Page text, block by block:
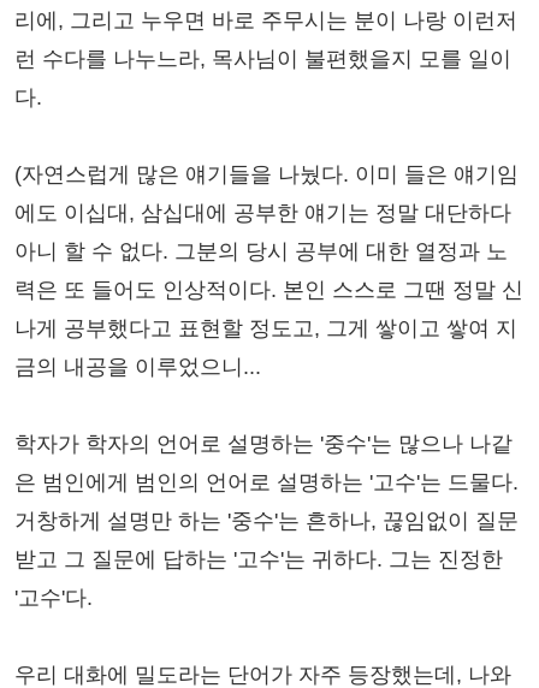
리에, 그리고 누우면 바로 주무시는 분이 나랑 이런저
런 수다를 나누느라, 목사님이 불편했을지 모를 일이
다.
(자연스럽게 많은 얘기들을 나눴다. 이미 들은 얘기임
에도 이십대, 삼십대에 공부한 얘기는 정말 대단하다
아니 할 수 없다. 그분의 당시 공부에 대한 열정과 노
력은 또 들어도 인상적이다. 본인 스스로 그땐 정말 신
나게 공부했다고 표현할 정도고, 그게 쌓이고 쌓여 지
금의 내공을 이루었으니...
학자가 학자의 언어로 설명하는 '중수'는 많으나 나같
은 범인에게 범인의 언어로 설명하는 '고수'는 드물다.
거창하게 설명만 하는 '중수'는 흔하나, 끊임없이 질문
받고 그 질문에 답하는 '고수'는 귀하다. 그는 진정한
'고수'다.
우리 대화에 밀도라는 단어가 자주 등장했는데, 나와